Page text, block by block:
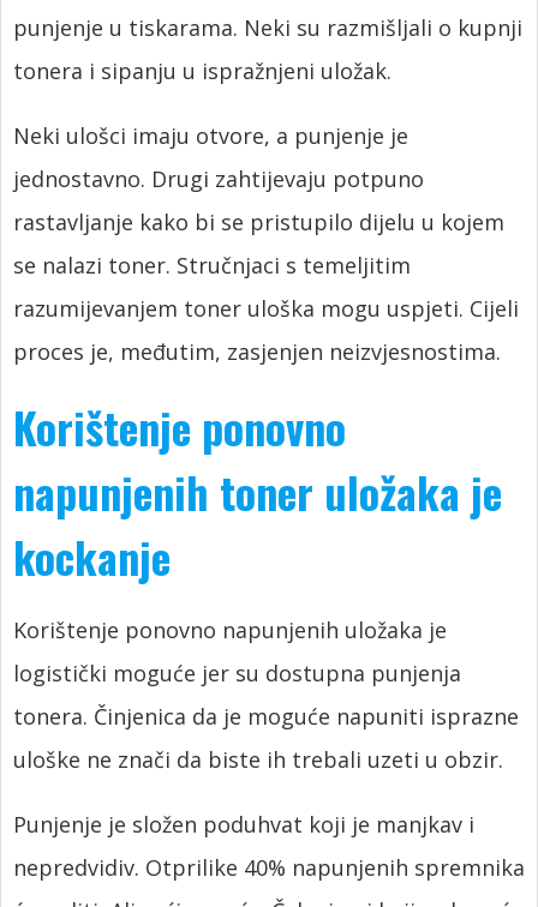
punjenje u tiskarama. Neki su razmišljali o kupnji
tonera i sipanju u ispražnjeni uložak.
Neki ulošci imaju otvore, a punjenje je
jednostavno. Drugi zahtijevaju potpuno
rastavljanje kako bi se pristupilo dijelu u kojem
se nalazi toner. Stručnjaci s temeljitim
razumijevanjem toner uloška mogu uspjeti. Cijeli
proces je, međutim, zasjenjen neizvjesnostima.
Korištenje ponovno
napunjenih toner uložaka je
kockanje
Korištenje ponovno napunjenih uložaka je
logistički moguće jer su dostupna punjenja
tonera. Činjenica da je moguće napuniti isprazne
uloške ne znači da biste ih trebali uzeti u obzir.
Punjenje je složen poduhvat koji je manjkav i
nepredvidiv. Otprilike 40% napunjenih spremnika